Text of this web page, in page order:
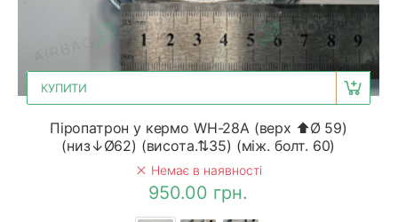
КУПИТИ
Піропатрон у кермо WH-28A (верх ⬆Ø 59)
(низ↓Ø62) (висота.⇅35) (між. болт. 60)
Немає в наявності
950.00 грн.